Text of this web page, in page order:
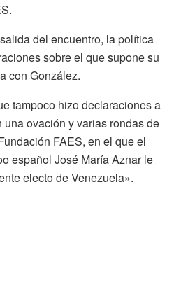
del encuentro, la política
sobre el que supone su
con González.
tampoco hizo declaraciones a
ovación y varias rondas de
FAES, en el que el
español José María Aznar le
electo de Venezuela».